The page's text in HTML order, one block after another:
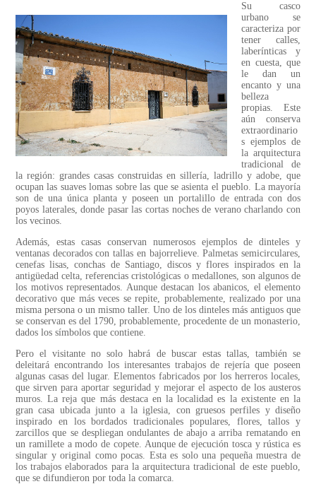
Su casco
urbano se
caracteriza por
tener calles,
laberínticas y
en cuesta, que
le dan un
encanto y una
belleza
propias. Este
aún conserva
extraordinario
s ejemplos de
la arquitectura
tradicional de
la región: grandes casas construidas en sillería, ladrillo y adobe, que
ocupan las suaves lomas sobre las que se asienta el pueblo. La mayoría
son de una única planta y poseen un portalillo de entrada con dos
poyos laterales, donde pasar las cortas noches de verano charlando con
los vecinos.
Además, estas casas conservan numerosos ejemplos de dinteles y
ventanas decorados con tallas en bajorrelieve. Palmetas semicirculares,
cenefas lisas, conchas de Santiago, discos y flores inspirados en la
antigüedad celta, referencias cristológicas o medallones, son algunos de
los motivos representados. Aunque destacan los abanicos, el elemento
decorativo que más veces se repite, probablemente, realizado por una
misma persona o un mismo taller. Uno de los dinteles más antiguos que
se conservan es del 1790, probablemente, procedente de un monasterio,
dados los símbolos que contiene.
Pero el visitante no solo habrá de buscar estas tallas, también se
deleitará encontrando los interesantes trabajos de rejería que poseen
algunas casas del lugar. Elementos fabricados por los herreros locales,
que sirven para aportar seguridad y mejorar el aspecto de los austeros
muros. La reja que más destaca en la localidad es la existente en la
gran casa ubicada junto a la iglesia, con gruesos perfiles y diseño
inspirado en los bordados tradicionales populares, flores, tallos y
zarcillos que se despliegan ondulantes de abajo a arriba rematando en
un ramillete a modo de copete. Aunque de ejecución tosca y rústica es
singular y original como pocas. Esta es solo una pequeña muestra de
los trabajos elaborados para la arquitectura tradicional de este pueblo,
que se difundieron por toda la comarca.